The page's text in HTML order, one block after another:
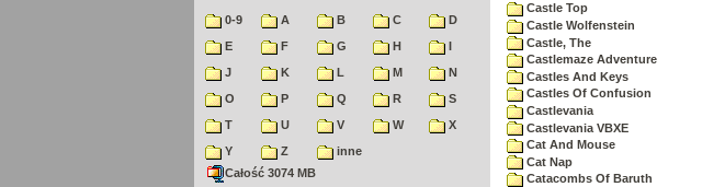
0-9 A B C
D
E
F G H
I
J
K L M
N
O
P Q R
S
T
U V W
X
Y
Z
inne
Całość 3074 MB
Castle Top
Castle Wolfenstein
Castle, The
Castlemaze Adventure
Castles And Keys
Castles Of Confusion
Castlevania
Castlevania VBXE
Cat And Mouse
Cat Nap
Catacombs Of Baruth